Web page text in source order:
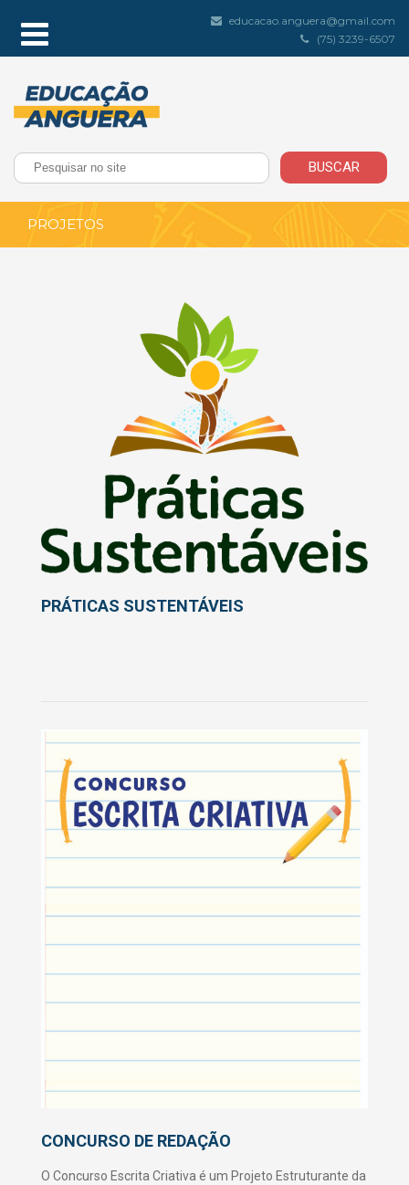
educacao.anguera@gmail.com
(75) 3239-6507
PROJETOS
PRÁTICAS SUSTENTÁVEIS
CONCURSO DE REDAÇÃO
O Concurso Escrita Criativa é um Projeto Estruturante da